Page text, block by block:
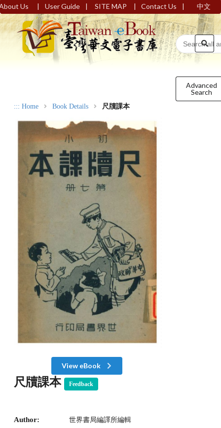
Us | User Guide | SITE MAP | Contact Us | 中文
Advanced
Search
::: Home Book Details 尺牘課本
View eBook
尺牘課本 Feedback
Author: 世界書局編譯所編輯